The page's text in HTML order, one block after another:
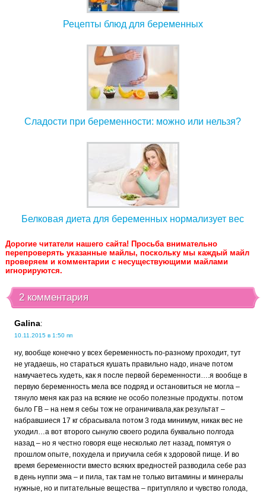
Рецепты блюд для беременных
Сладости при беременности: можно или нельзя?
Белковая диета для беременных нормализует вес
Дорогие читатели нашего сайта! Просьба внимательно
перепроверять указанные майлы, поскольку мы каждый майл
проверяем и комментарии с несуществующими майлами
игнорируются.
2 комментария
Galina:
10.11.2015 в 1:50 пп
ну, вообще конечно у всех беременность по-разному проходит, тут
не угадаешь, но стараться кушать правильно надо, иначе потом
намучаетесь худеть, как я после первой беременности….я вообще в
первую беременность мела все подряд и остановиться не могла –
тянуло меня как раз на всякие не особо полезные продукты. потом
было ГВ – на нем я себы тож не ограничивала,как результат –
набравшиеся 17 кг сбрасывала потом 3 года минимум, никак вес не
уходил…а вот второго сынулю своего родила буквально полгода
назад – но я честно говоря еще несколько лет назад, помятуя о
прошлом опыте, похудела и приучила себя к здоровой пище. И во
время беременности вместо всяких вредностей разводила себе раз
в день нуппи эма – и пила, так там не только витамины и минералы
нужные, но и питательные вещества – притупляло и чувство голода,